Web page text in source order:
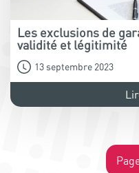
Les exclusions de
validité et légitimité
13 septembre 2023